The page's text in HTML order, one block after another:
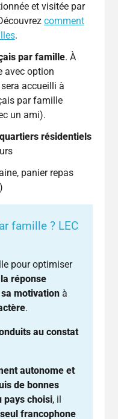
à un
variés. Elle
de souscrire à
Football, Tennis,
studios Harry
Équitation
et Aventures
à Barcelone
et visitée par
comment
.
par famille. À
avec option
accueilli à
par famille
un ami).
résidentiels
panier repas
famille ? LEC
pour optimiser
réponse
motivation à
.
au constat
autonome et
de bonnes
pays choisi, il
seul francophone